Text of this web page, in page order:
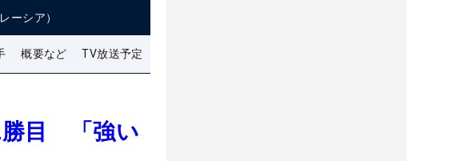
ーシア）
概要など TV放送予定
勝目 「強い